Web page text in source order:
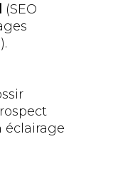
(SEO
éclairage